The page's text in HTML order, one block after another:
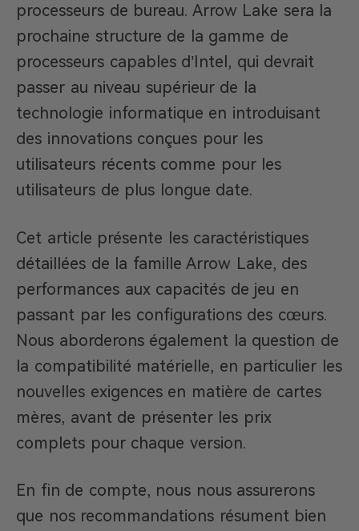
processeurs de bureau. Arrow Lake sera la
prochaine structure de la gamme de
processeurs capables d’Intel, qui devrait
passer au niveau supérieur de la
technologie informatique en introduisant
des innovations conçues pour les
utilisateurs récents comme pour les
utilisateurs de plus longue date.
Cet article présente les caractéristiques
détaillées de la famille Arrow Lake, des
performances aux capacités de jeu en
passant par les configurations des cœurs.
Nous aborderons également la question de
la compatibilité matérielle, en particulier les
nouvelles exigences en matière de cartes
mères, avant de présenter les prix
complets pour chaque version.
En fin de compte, nous nous assurerons
que nos recommandations résument bien